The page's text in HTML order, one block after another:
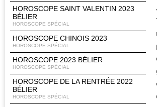
HOROSCOPE SAINT VALENTIN 2023
BÉLIER
HOROSCOPE SPÉCIAL
HOROSCOPE CHINOIS 2023
HOROSCOPE SPÉCIAL
HOROSCOPE 2023 BÉLIER
HOROSCOPE SPÉCIAL
HOROSCOPE DE LA RENTRÉE 2022
BÉLIER
HOROSCOPE SPÉCIAL